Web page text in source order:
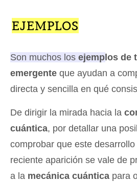
EJEMPLOS
Son muchos los ejemplos de
emergente que ayudan a
directa y sencilla en qué
De dirigir la mirada hacia la
cuántica, por detallar una
comprobar que este
reciente aparición se vale de
a la mecánica cuántica para